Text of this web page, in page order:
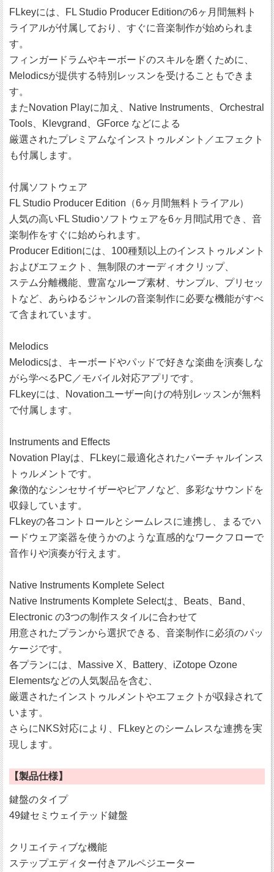
FLkeyには、FL Studio Producer Editionの6ヶ月間無料ト
ライアルが付属しており、すぐに音楽制作が始められま
す。
フィンガードラムやキーボードのスキルを磨くために、
Melodicsが提供する特別レッスンを受けることもできま
す。
またNovation Playに加え、Native Instruments、Orchestral
Tools、Klevgrand、GForce などによる
厳選されたプレミアムなインストゥルメント／エフェクト
も付属します。
付属ソフトウェア
FL Studio Producer Edition（6ヶ月間無料トライアル）
人気の高いFL Studioソフトウェアを6ヶ月間試用でき、音
楽制作をすぐに始められます。
Producer Editionには、100種類以上のインストゥルメント
およびエフェクト、無制限のオーディオクリップ、
ステム分離機能、豊富なループ素材、サンプル、プリセッ
トなど、あらゆるジャンルの音楽制作に必要な機能がすべ
て含まれています。
Melodics
Melodicsは、キーボードやパッドで好きな楽曲を演奏しな
がら学べるPC／モバイル対応アプリです。
FLkeyには、Novationユーザー向けの特別レッスンが無料
で付属します。
Instruments and Effects
Novation Playは、FLkeyに最適化されたバーチャルインス
トゥルメントです。
象徴的なシンセサイザーやピアノなど、多彩なサウンドを
収録しています。
FLkeyの各コントロールとシームレスに連携し、まるでハ
ードウェア楽器を使うかのような直感的なワークフローで
音作りや演奏が行えます。
Native Instruments Komplete Select
Native Instruments Komplete Selectは、Beats、Band、
Electronic の3つの制作スタイルに合わせて
用意されたプランから選択できる、音楽制作に必須のパッ
ケージです。
各プランには、Massive X、Battery、iZotope Ozone
Elementsなどの人気製品を含む、
厳選されたインストゥルメントやエフェクトが収録されて
います。
さらにNKS対応により、FLkeyとのシームレスな連携を実
現します。
【製品仕様】
鍵盤のタイプ
49鍵セミウェイテッド鍵盤
クリエイティブな機能
ステップエディター付きアルペジエーター